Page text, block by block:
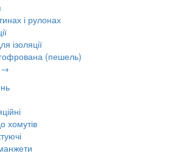
і рулонах
ізоляції
(пешель)
→
хомутів